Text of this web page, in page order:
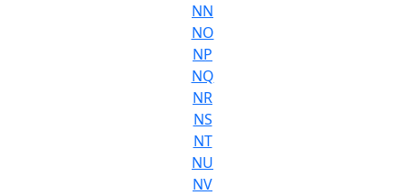
NN
NO
NP
NQ
NR
NS
NT
NU
NV